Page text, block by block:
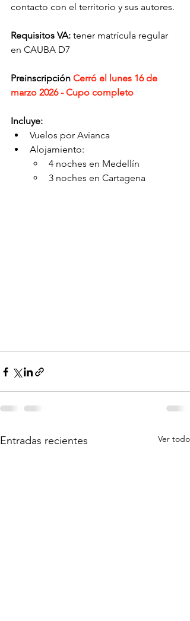
contacto con el territorio y sus autores.
Requisitos VA: tener matrícula regular
en CAUBA D7
Preinscripción Cerró el lunes 16 de
marzo 2026 - Cupo completo
Incluye:
Vuelos por Avianca
Alojamiento:
4 noches en Medellín
3 noches en Cartagena
Entradas recientes Ver todo